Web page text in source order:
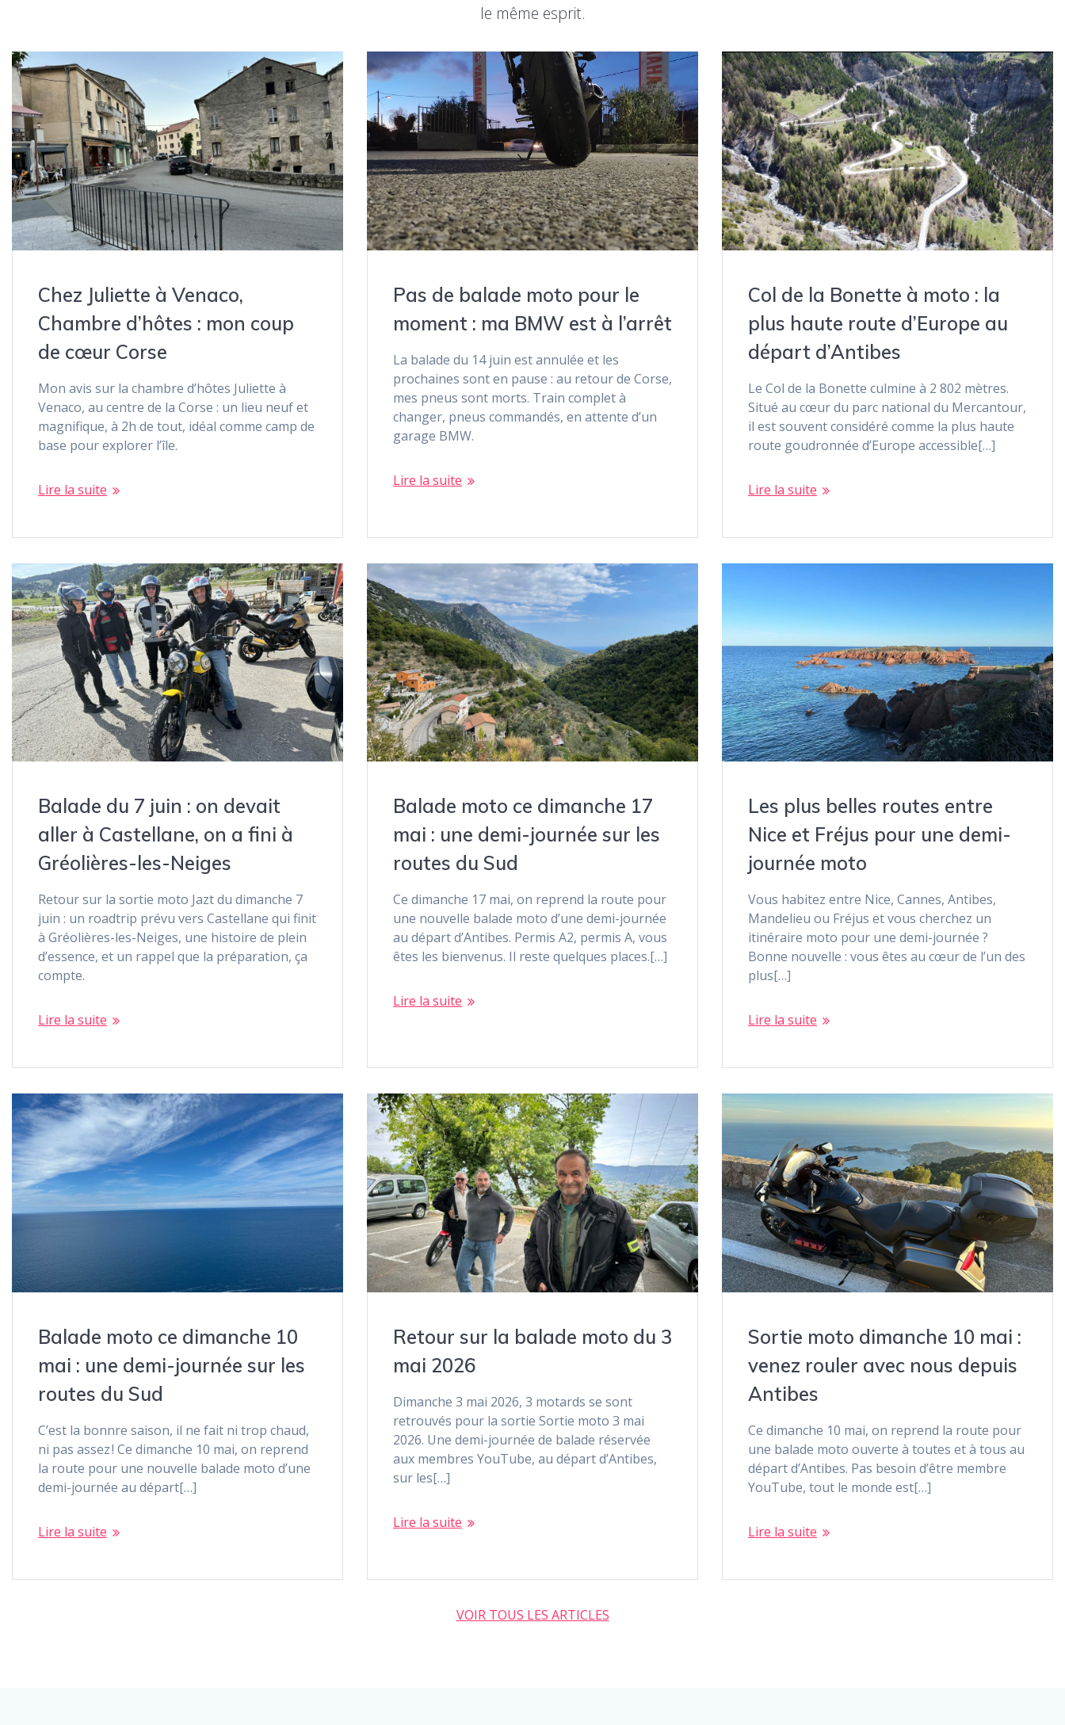
le même esprit.
Chez Juliette à Venaco,
Chambre d’hôtes : mon coup
de cœur Corse
Mon avis sur la chambre d’hôtes Juliette à
Venaco, au centre de la Corse : un lieu neuf et
magnifique, à 2h de tout, idéal comme camp de
base pour explorer l’île.
Lire la suite
Pas de balade moto pour le
moment : ma BMW est à l’arrêt
La balade du 14 juin est annulée et les
prochaines sont en pause : au retour de Corse,
mes pneus sont morts. Train complet à
changer, pneus commandés, en attente d’un
garage BMW.
Lire la suite
Col de la Bonette à moto : la
plus haute route d’Europe au
départ d’Antibes
Le Col de la Bonette culmine à 2 802 mètres.
Situé au cœur du parc national du Mercantour,
il est souvent considéré comme la plus haute
route goudronnée d’Europe accessible[…]
Lire la suite
Balade du 7 juin : on devait
aller à Castellane, on a fini à
Gréolières-les-Neiges
Retour sur la sortie moto Jazt du dimanche 7
juin : un roadtrip prévu vers Castellane qui finit
à Gréolières-les-Neiges, une histoire de plein
d’essence, et un rappel que la préparation, ça
compte.
Lire la suite
Balade moto ce dimanche 17
mai : une demi-journée sur les
routes du Sud
Ce dimanche 17 mai, on reprend la route pour
une nouvelle balade moto d’une demi-journée
au départ d’Antibes. Permis A2, permis A, vous
êtes les bienvenus. Il reste quelques places.[…]
Lire la suite
Les plus belles routes entre
Nice et Fréjus pour une demi-
journée moto
Vous habitez entre Nice, Cannes, Antibes,
Mandelieu ou Fréjus et vous cherchez un
itinéraire moto pour une demi-journée ?
Bonne nouvelle : vous êtes au cœur de l’un des
plus[…]
Lire la suite
Balade moto ce dimanche 10
mai : une demi-journée sur les
routes du Sud
C’est la bonnre saison, il ne fait ni trop chaud,
ni pas assez ! Ce dimanche 10 mai, on reprend
la route pour une nouvelle balade moto d’une
demi-journée au départ[…]
Lire la suite
Retour sur la balade moto du 3
mai 2026
Dimanche 3 mai 2026, 3 motards se sont
retrouvés pour la sortie Sortie moto 3 mai
2026. Une demi-journée de balade réservée
aux membres YouTube, au départ d’Antibes,
sur les[…]
Lire la suite
Sortie moto dimanche 10 mai :
venez rouler avec nous depuis
Antibes
Ce dimanche 10 mai, on reprend la route pour
une balade moto ouverte à toutes et à tous au
départ d’Antibes. Pas besoin d’être membre
YouTube, tout le monde est[…]
Lire la suite
VOIR TOUS LES ARTICLES